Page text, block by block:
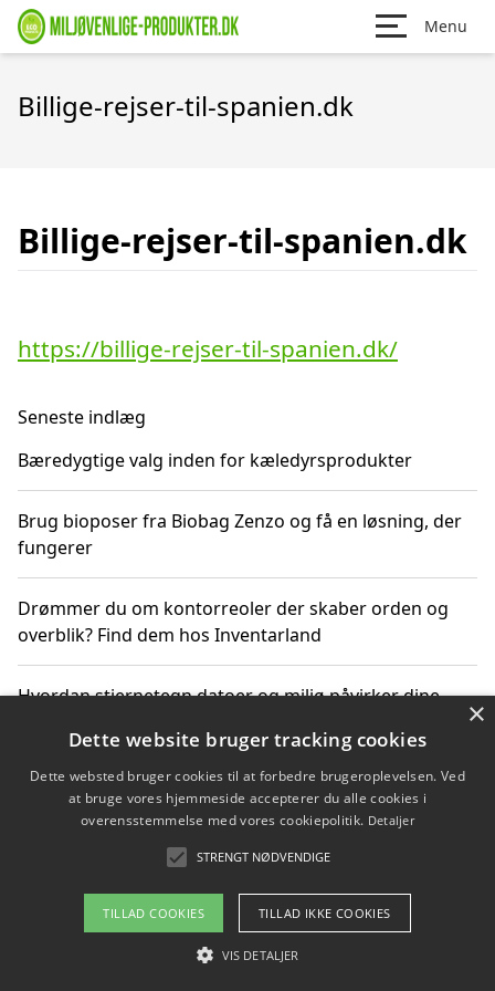
Menu
Billige-rejser-til-spanien.dk
Billige-rejser-til-spanien.dk
https://billige-rejser-til-spanien.dk/
Seneste indlæg
Bæredygtige valg inden for kæledyrsprodukter
Brug bioposer fra Biobag Zenzo og få en løsning, der
fungerer
Drømmer du om kontorreoler der skaber orden og
overblik? Find dem hos Inventarland
Hvordan stjernetegn datoer og miljø påvirker dine
Bæredygtige gadgets til en grønnere hverdag
Om / kontakt
Blog Betingelser
×
Dette website bruger tracking cookies
Dette websted bruger cookies til at forbedre brugeroplevelsen. Ved
at bruge vores hjemmeside accepterer du alle cookies i
overensstemmelse med vores cookiepolitik. Detaljer
STRENGT NØDVENDIGE
TILLAD COOKIES TILLAD IKKE COOKIES
VIS DETALJER